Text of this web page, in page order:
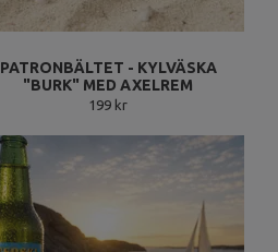
PATRONBÄLTET - KYLVÄSKA
"BURK" MED AXELREM
199 kr